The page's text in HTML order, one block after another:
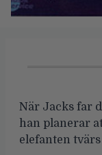
När Jacks far
han planerar
elefanten